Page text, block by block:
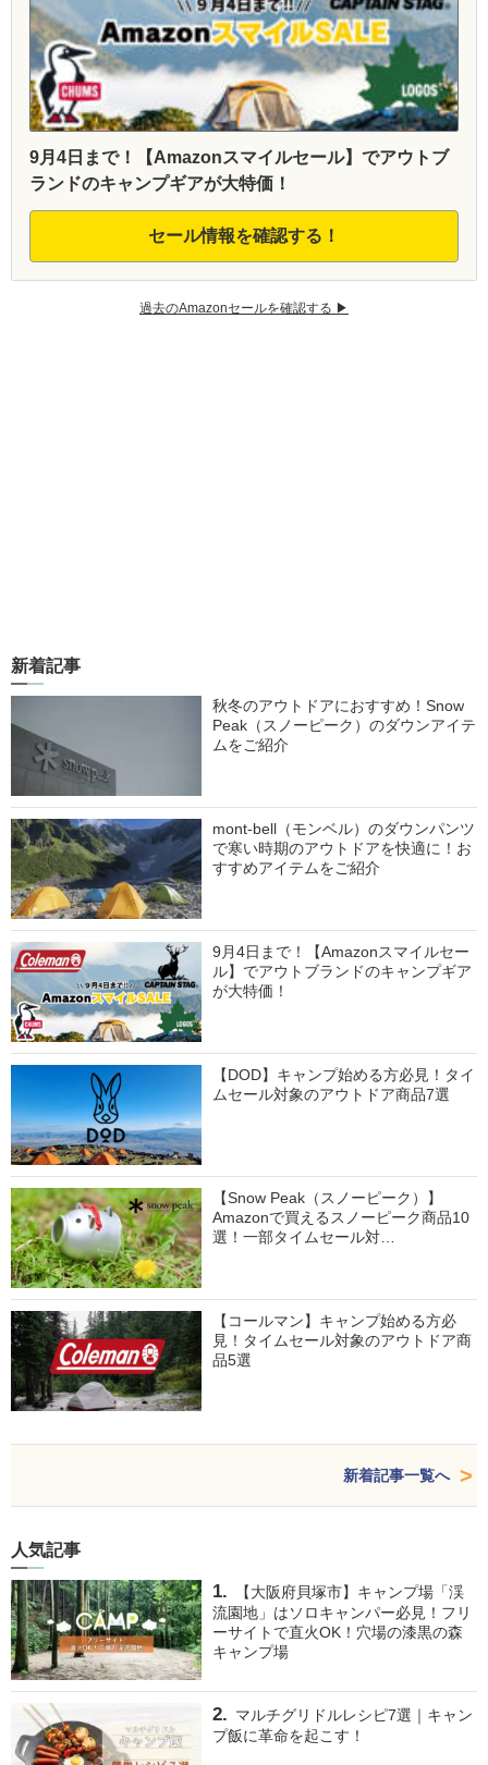
9月4日まで！【Amazonスマイルセール】でアウトブ
ランドのキャンプギアが大特価！
セール情報を確認する！
過去のAmazonセールを確認する ▶︎
新着記事
秋冬のアウトドアにおすすめ！Snow
Peak（スノーピーク）のダウンアイテ
ムをご紹介
mont-bell（モンベル）のダウンパンツ
で寒い時期のアウトドアを快適に！お
すすめアイテムをご紹介
9月4日まで！【Amazonスマイルセー
ル】でアウトブランドのキャンプギア
が大特価！
【DOD】キャンプ始める方必見！タイ
ムセール対象のアウトドア商品7選
【Snow Peak（スノーピーク）】
Amazonで買えるスノーピーク商品10
選！一部タイムセール対…
【コールマン】キャンプ始める方必
見！タイムセール対象のアウトドア商
品5選
新着記事一覧へ
人気記事
【大阪府貝塚市】キャンプ場「渓
流園地」はソロキャンパー必見！フリ
ーサイトで直火OK！穴場の漆黒の森
キャンプ場
マルチグリドルレシピ7選｜キャン
プ飯に革命を起こす！